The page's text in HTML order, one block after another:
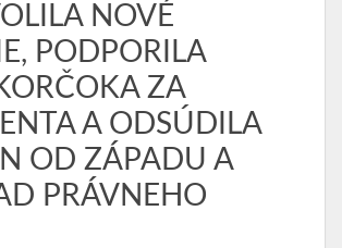
NOVÉ
PODPORILA
ZA
A ODSÚDILA
OD ZÁPADU A
PRÁVNEHO